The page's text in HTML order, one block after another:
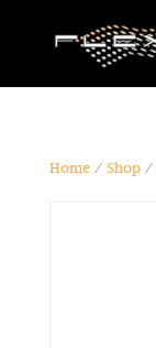
Home/ Shop/